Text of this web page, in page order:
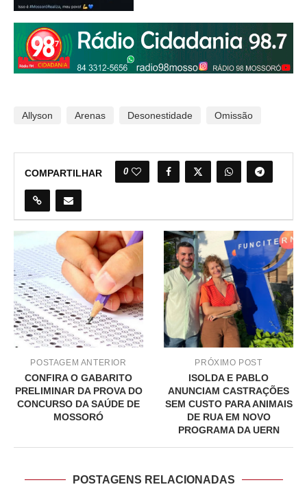
Allyson Arenas Desonestidade Omissão
COMPARTILHAR 0
POSTAGEM ANTERIOR
CONFIRA O GABARITO
PRELIMINAR DA PROVA DO
CONCURSO DA SAÚDE DE
MOSSORÓ
PRÓXIMO POST
ISOLDA E PABLO
ANUNCIAM CASTRAÇÕES
SEM CUSTO PARA ANIMAIS
DE RUA EM NOVO
PROGRAMA DA UERN
POSTAGENS RELACIONADAS